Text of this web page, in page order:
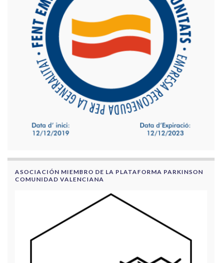
ASOCIACIÓN MIEMBRO DE LA PLATAFORMA PARKINSON
COMUNIDAD VALENCIANA